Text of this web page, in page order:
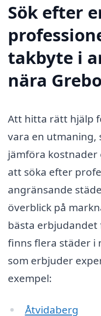
Sök efter
takbyte i
nära Grebo
Att hitta rätt hjälp
vara en utmaning,
jämföra kostnader
att söka efter
angränsande
överblick på
bästa
finns flera städer i
som erbjuder
exempel:
Åtvidaberg